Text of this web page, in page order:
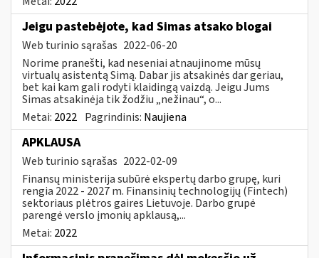
Jeigu pastebėjote, kad Simas atsako blogai
Web turinio sąrašas 2022-06-20
Norime pranešti, kad neseniai atnaujinome mūsų
virtualų asistentą Simą. Dabar jis atsakinės dar geriau,
bet kai kam gali rodyti klaidingą vaizdą. Jeigu Jums
Simas atsakinėja tik žodžiu „nežinau“, o...
Metai: 2022 Pagrindinis: Naujiena
APKLAUSA
Web turinio sąrašas 2022-02-09
Finansų ministerija subūrė ekspertų darbo grupę, kuri
rengia 2022 - 2027 m. Finansinių technologijų (Fintech)
sektoriaus plėtros gaires Lietuvoje. Darbo grupė
parengė verslo įmonių apklausą,...
Metai: 2022